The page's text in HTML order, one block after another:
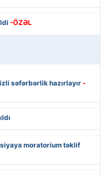
-ÖZƏL
səfərbərlik hazırlayır -
moratorium təklif